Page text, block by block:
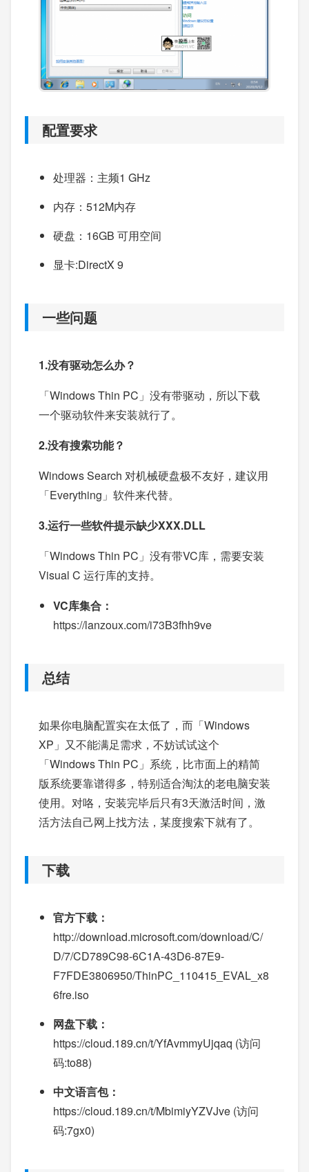
配置要求
处理器：主频1 GHz
内存：512M内存
硬盘：16GB 可用空间
显卡:DirectX 9
一些问题
1.没有驱动怎么办？
「Windows Thin PC」没有带驱动，所以下载
一个驱动软件来安装就行了。
2.没有搜索功能？
Windows Search 对机械硬盘极不友好，建议用
「Everything」软件来代替。
3.运行一些软件提示缺少XXX.DLL
「Windows Thin PC」没有带VC库，需要安装
Visual C 运行库的支持。
VC库集合：
https://lanzoux.com/i73B3fhh9ve
总结
如果你电脑配置实在太低了，而「Windows
XP」又不能满足需求，不妨试试这个
「Windows Thin PC」系统，比市面上的精简
版系统要靠谱得多，特别适合淘汰的老电脑安装
使用。对咯，安装完毕后只有3天激活时间，激
活方法自己网上找方法，某度搜索下就有了。
下载
官方下载：
http://download.microsoft.com/download/C/
D/7/CD789C98-6C1A-43D6-87E9-
F7FDE3806950/ThinPC_110415_EVAL_x8
6fre.iso
网盘下载：
https://cloud.189.cn/t/YfAvmmyUjqaq (访问
码:to88)
中文语言包：
https://cloud.189.cn/t/MbimiyYZVJve (访问
码:7gx0)